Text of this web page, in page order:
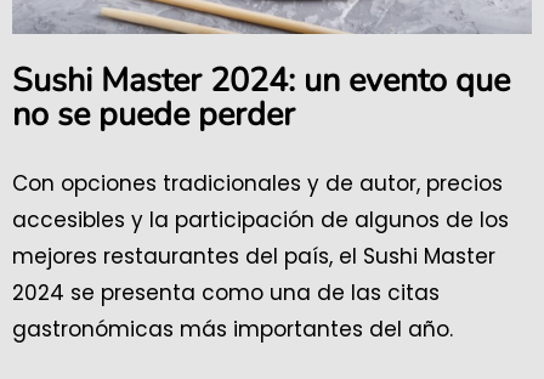
Sushi Master 2024: un evento que
no se puede perder
Con opciones tradicionales y de autor, precios
accesibles y la participación de algunos de los
mejores restaurantes del país, el Sushi Master
2024 se presenta como una de las citas
gastronómicas más importantes del año.